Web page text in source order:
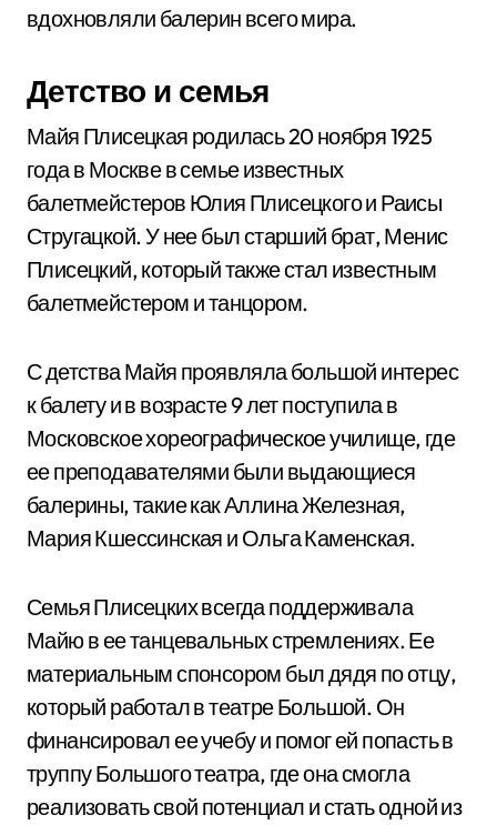
вдохновляли балерин всего мира.
Детство и семья
Майя Плисецкая родилась 20 ноября 1925
года в Москве в семье известных
балетмейстеров Юлия Плисецкого и Раисы
Стругацкой. У нее был старший брат, Менис
Плисецкий, который также стал известным
балетмейстером и танцором.
С детства Майя проявляла большой интерес
к балету и в возрасте 9 лет поступила в
Московское хореографическое училище, где
ее преподавателями были выдающиеся
балерины, такие как Аллина Железная,
Мария Кшессинская и Ольга Каменская.
Семья Плисецких всегда поддерживала
Майю в ее танцевальных стремлениях. Ее
материальным спонсором был дядя по отцу,
который работал в театре Большой. Он
финансировал ее учебу и помог ей попасть в
труппу Большого театра, где она смогла
реализовать свой потенциал и стать одной из